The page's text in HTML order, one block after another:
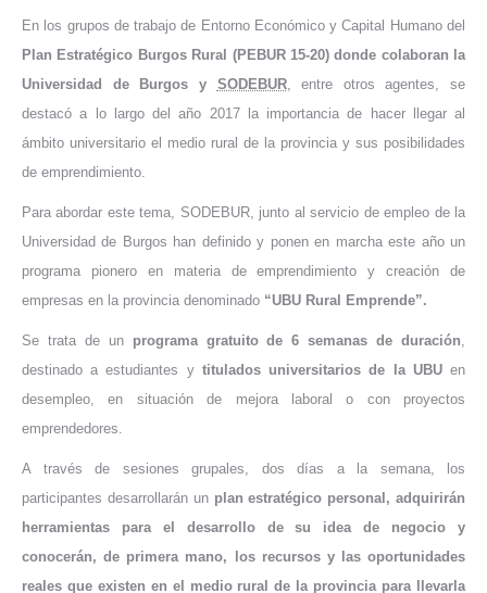
En los grupos de trabajo de Entorno Económico y Capital Humano del
Plan Estratégico Burgos Rural (PEBUR 15-20) donde colaboran la
Universidad de Burgos y SODEBUR, entre otros agentes, se
destacó a lo largo del año 2017 la importancia de hacer llegar al
ámbito universitario el medio rural de la provincia y sus posibilidades
de emprendimiento.
Para abordar este tema, SODEBUR, junto al servicio de empleo de la
Universidad de Burgos han definido y ponen en marcha este año un
programa pionero en materia de emprendimiento y creación de
empresas en la provincia denominado “UBU Rural Emprende”.
Se trata de un programa gratuito de 6 semanas de duración,
destinado a estudiantes y titulados universitarios de la UBUen
desempleo, en situación de mejora laboral o con proyectos
emprendedores.
A través de sesiones grupales, dos días a la semana, los
participantes desarrollarán un plan estratégico personal, adquirirán
herramientas para el desarrollo de su idea de negocio y
conocerán, de primera mano, los recursos y las oportunidades
reales que existen en el medio rural de la provincia para llevarla